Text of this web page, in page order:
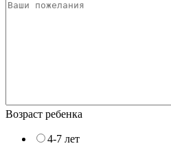
Возраст ребенка
4-7 лет